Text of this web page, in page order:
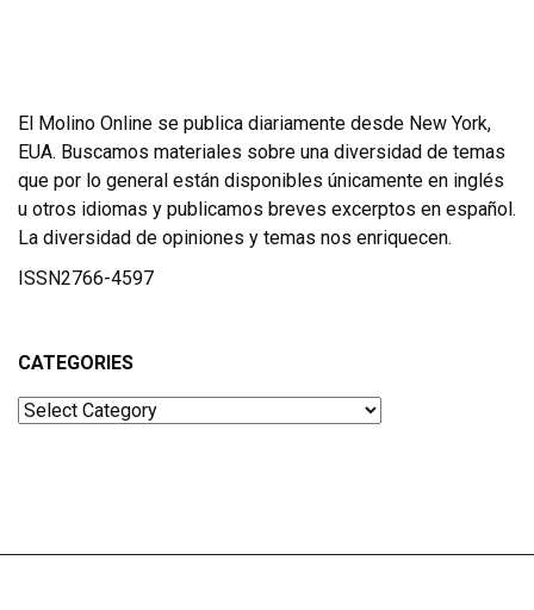
El Molino Online se publica diariamente desde New York,
EUA. Buscamos materiales sobre una diversidad de temas
que por lo general están disponibles únicamente en inglés
u otros idiomas y publicamos breves excerptos en español.
La diversidad de opiniones y temas nos enriquecen.
ISSN2766-4597
CATEGORIES
Categories